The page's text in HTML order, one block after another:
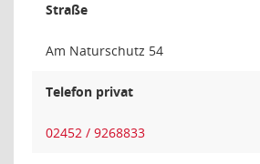
Straße
Am Naturschutz 54
Telefon privat
02452 / 9268833